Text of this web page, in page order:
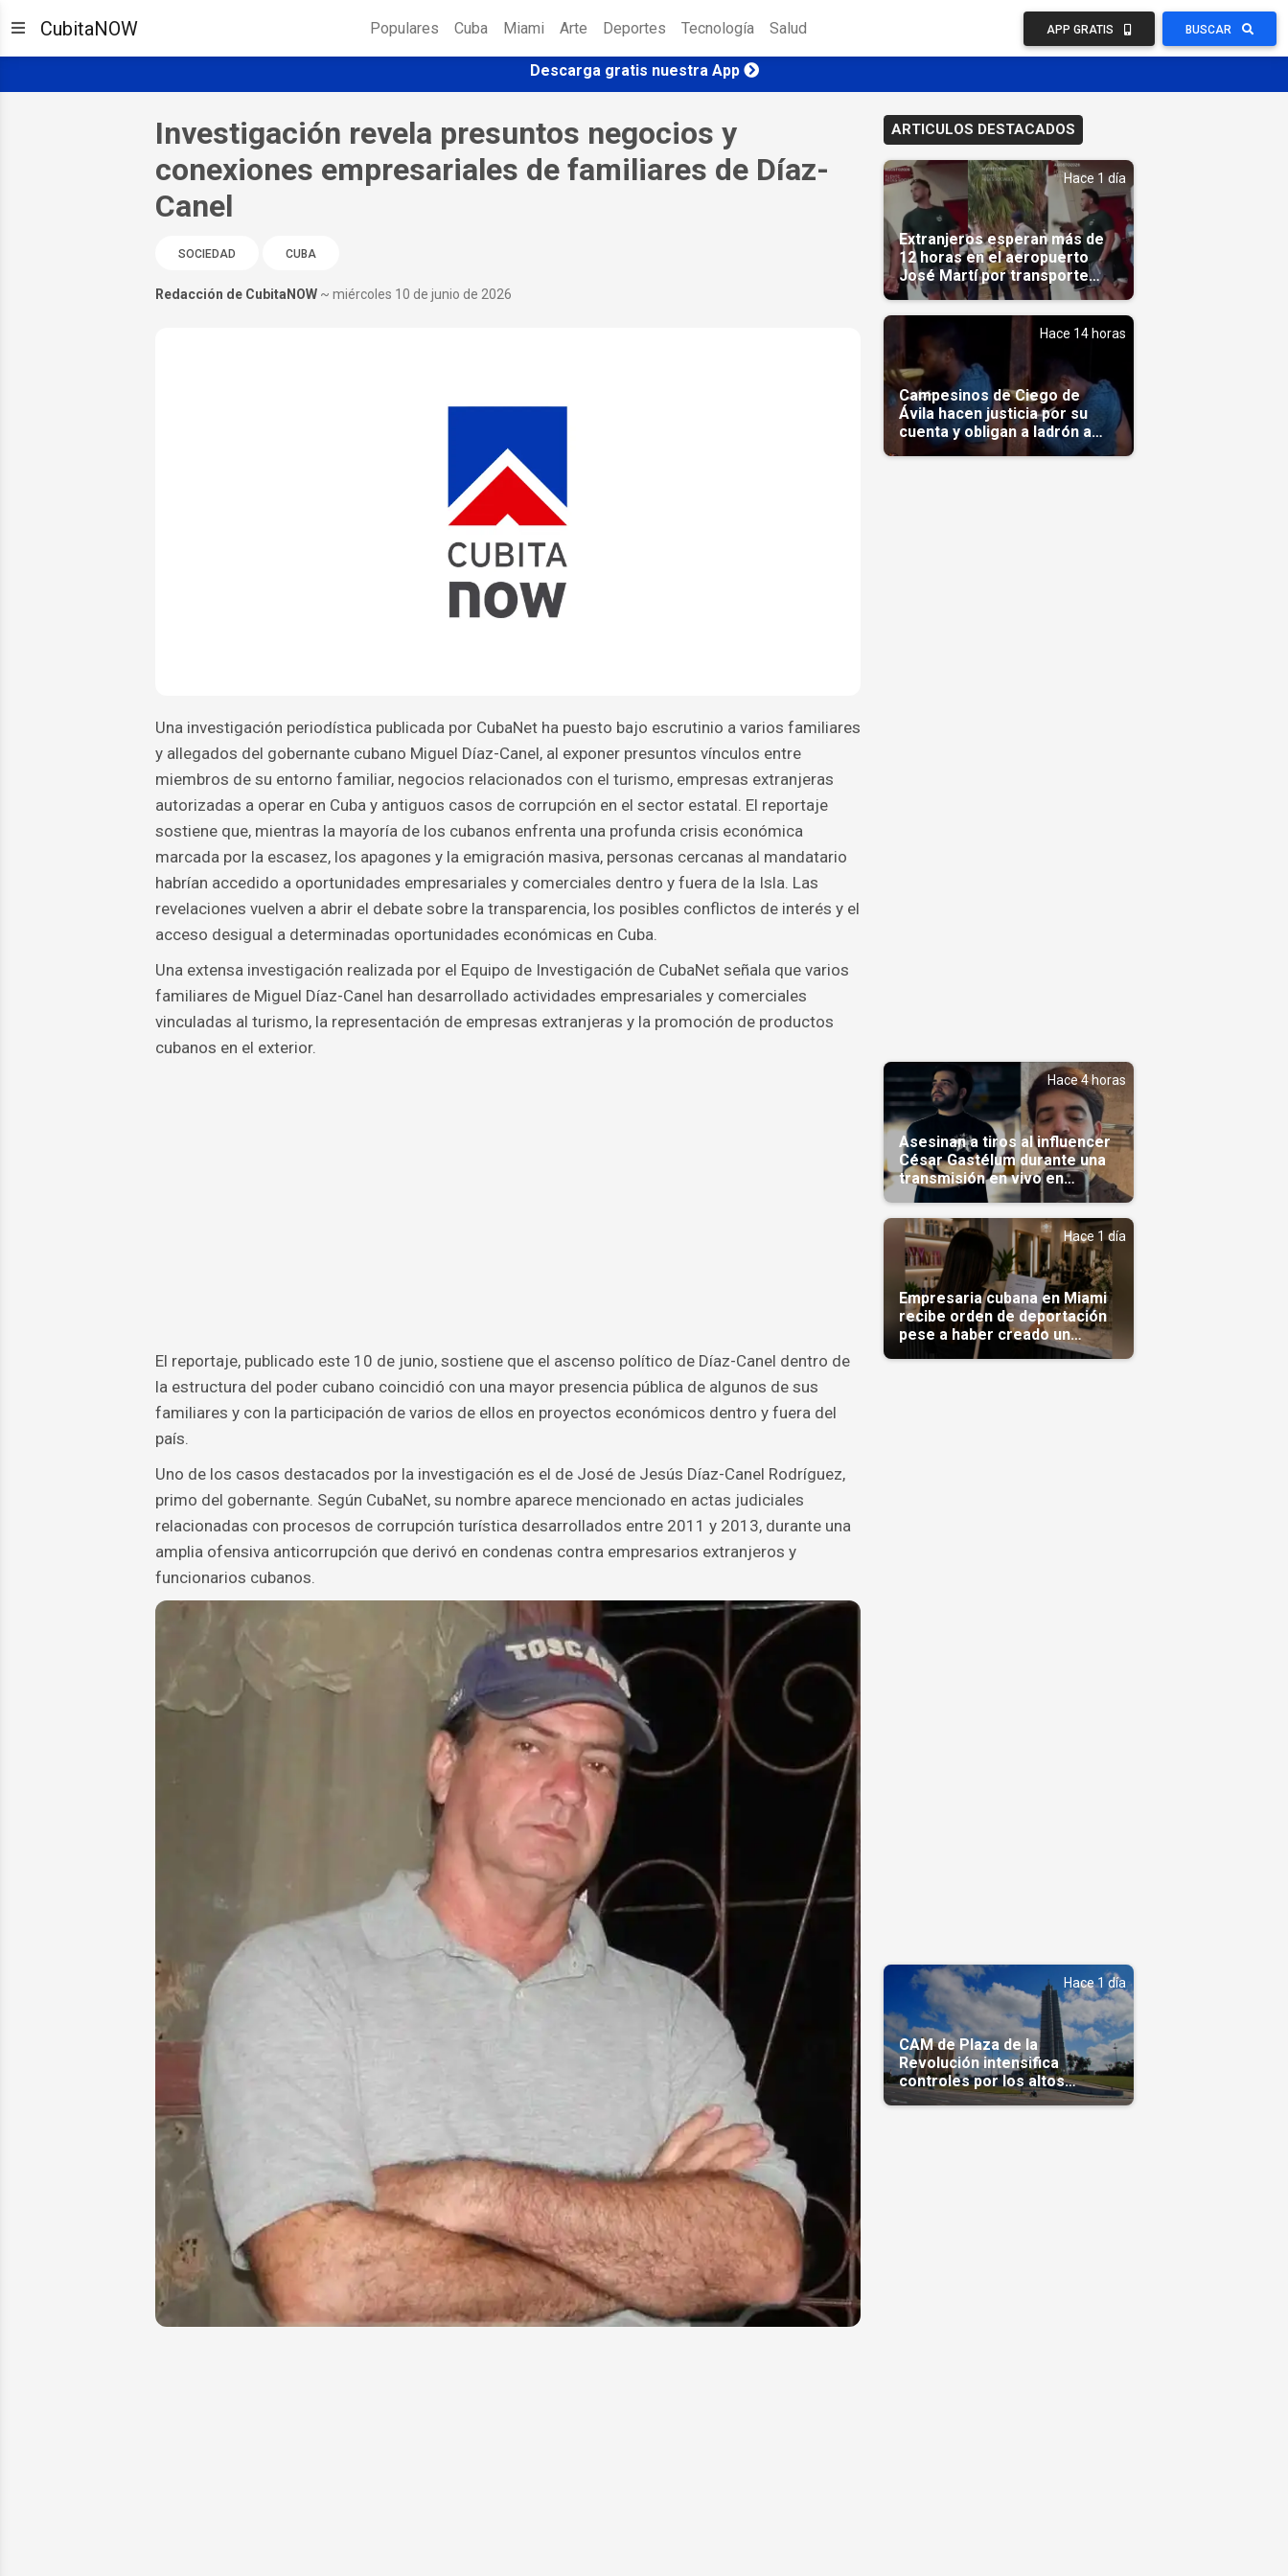
CubitaNOW Populares Cuba Miami Arte Deportes Tecnología Salud APP GRATIS BUSCAR
Descarga gratis nuestra App
Investigación revela presuntos negocios y
conexiones empresariales de familiares de Díaz-
Canel
SOCIEDAD CUBA
Redacción de CubitaNOW ~ miércoles 10 de junio de 2026
Una investigación periodística publicada por CubaNet ha puesto bajo escrutinio a varios familiares
y allegados del gobernante cubano Miguel Díaz-Canel, al exponer presuntos vínculos entre
miembros de su entorno familiar, negocios relacionados con el turismo, empresas extranjeras
autorizadas a operar en Cuba y antiguos casos de corrupción en el sector estatal. El reportaje
sostiene que, mientras la mayoría de los cubanos enfrenta una profunda crisis económica
marcada por la escasez, los apagones y la emigración masiva, personas cercanas al mandatario
habrían accedido a oportunidades empresariales y comerciales dentro y fuera de la Isla. Las
revelaciones vuelven a abrir el debate sobre la transparencia, los posibles conflictos de interés y el
acceso desigual a determinadas oportunidades económicas en Cuba.
Una extensa investigación realizada por el Equipo de Investigación de CubaNet señala que varios
familiares de Miguel Díaz-Canel han desarrollado actividades empresariales y comerciales
vinculadas al turismo, la representación de empresas extranjeras y la promoción de productos
cubanos en el exterior.
El reportaje, publicado este 10 de junio, sostiene que el ascenso político de Díaz-Canel dentro de
la estructura del poder cubano coincidió con una mayor presencia pública de algunos de sus
familiares y con la participación de varios de ellos en proyectos económicos dentro y fuera del
país.
Uno de los casos destacados por la investigación es el de José de Jesús Díaz-Canel Rodríguez,
primo del gobernante. Según CubaNet, su nombre aparece mencionado en actas judiciales
relacionadas con procesos de corrupción turística desarrollados entre 2011 y 2013, durante una
amplia ofensiva anticorrupción que derivó en condenas contra empresarios extranjeros y
funcionarios cubanos.
ARTICULOS DESTACADOS
Hace 1 día
Extranjeros esperan más de
12 horas en el aeropuerto
José Martí por transporte
reservado semanas
antes(Video)
Hace 14 horas
Campesinos de Ciego de
Ávila hacen justicia por su
cuenta y obligan a ladrón a
comerse el maíz robado
Hace 4 horas
Asesinan a tiros al influencer
César Gastélum durante una
transmisión en vivo en
Sinaloa(Video)
Hace 1 día
Empresaria cubana en Miami
recibe orden de deportación
pese a haber creado un
Hace 1 día
CAM de Plaza de la
Revolución intensifica
controles por los altos
precios en las Mipymes